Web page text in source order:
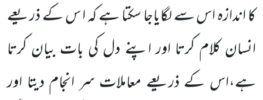
کااندازہ اس سے لگایاجا سکتا ہے کہ ا س کے ذریعے
انسان کلام کرتا اور اپنے دل کی بات بیان کرتا
ہے،اس کے ذریعے معاملات سر انجام دیتا اور